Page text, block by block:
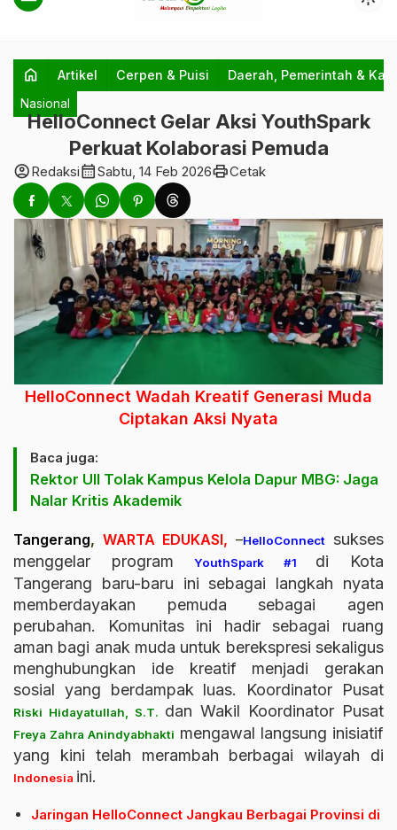
home Artikel Cerpen & Puisi Daerah, Pemerintah &
Nasional
HelloConnect Gelar Aksi YouthSpark
Perkuat Kolaborasi Pemuda
account_circleRedaksicalendar_monthSabtu, 14 Feb 2026printCetak
HelloConnect Wadah Kreatif Generasi Muda
Ciptakan Aksi Nyata
Baca juga:
Rektor UII Tolak Kampus Kelola Dapur MBG: Jaga
Nalar Kritis Akademik
Tangerang, WARTA EDUKASI, –HelloConnectsukses
menggelar programYouthSpark #1
di Kota
Tangerang baru-baru ini sebagai langkah nyata
memberdayakan pemuda sebagai agen
perubahan. Komunitas ini hadir sebagai ruang
aman bagi anak muda untuk berekspresi sekaligus
menghubungkan ide kreatif menjadi gerakan
sosial yang berdampak luas. Koordinator Pusat
Riski Hidayatullah, S.T. dan Wakil Koordinator Pusat
Freya Zahra Anindyabhakti mengawal langsung inisiatif
yang kini telah merambah berbagai wilayah di
Indonesia ini.
Jaringan HelloConnect Jangkau Berbagai Provinsi di